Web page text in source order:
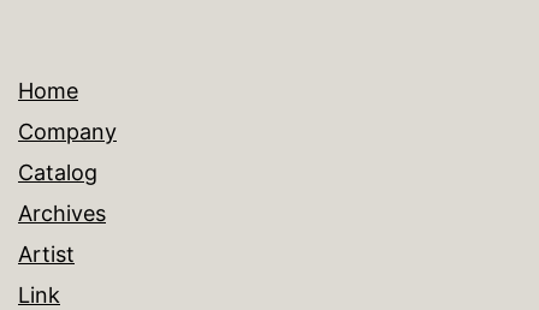
Home
Company
Catalog
Archives
Artist
Link